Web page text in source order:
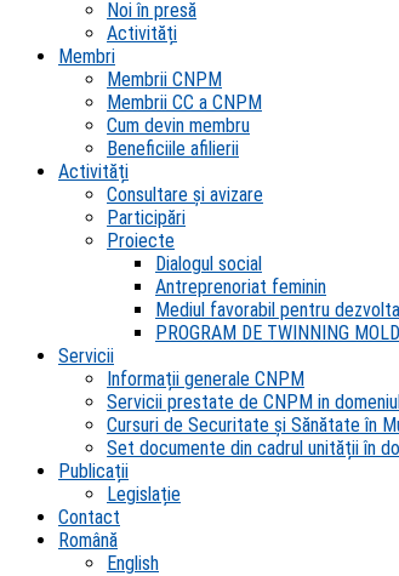
Noi în presă
Activități
Membri
Membrii CNPM
Membrii CC a CNPM
Cum devin membru
Beneficiile afilierii
Activități
Consultare și avizare
Participări
Proiecte
Dialogul social
Antreprenoriat feminin
Mediul favorabil pentru
PROGRAM DE TWINNING
Servicii
Informații generale CNPM
Servicii prestate de CNPM in
Cursuri de Securitate și Sănătate în
Set documente din cadrul unității în
Publicații
Legislație
Contact
Română
English